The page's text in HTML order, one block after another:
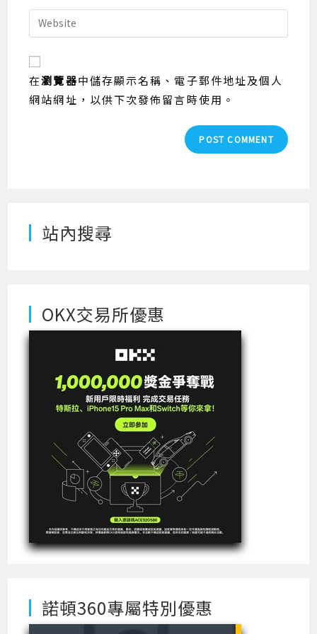
to
comment
email
address
Enter
your
URL
(optional)
在瀏覽器中儲存顯示名稱、電子郵件地址及個人
網站網址，以供下次發佈留言時使用。
站內搜尋
OKX交易所優惠
諾頓360專屬特別優惠